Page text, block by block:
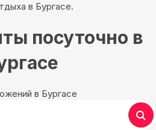
в Бургасе.
посуточно в
в Бургасе